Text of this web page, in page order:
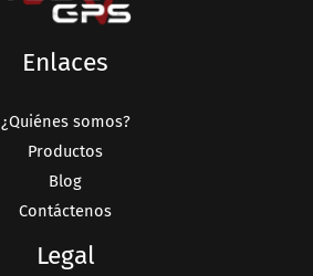
Enlaces
¿Quiénes somos?
Productos
Blog
Contáctenos
Legal